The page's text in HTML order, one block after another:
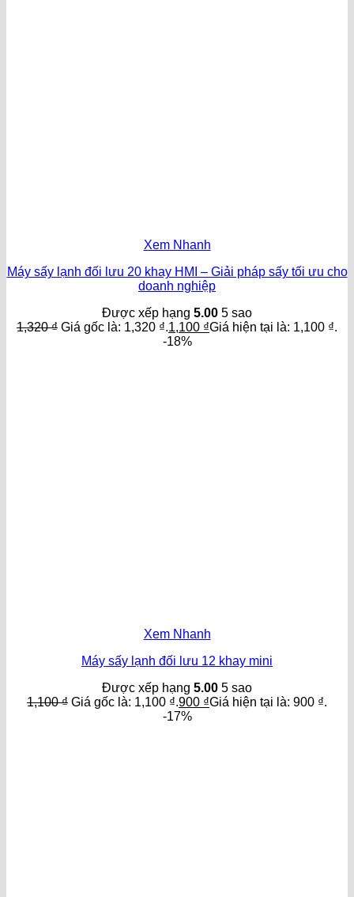
Xem Nhanh
Máy sấy lạnh đối lưu 20 khay HMI – Giải pháp sấy tối ưu cho
doanh nghiệp
Được xếp hạng 5.00 5 sao
1,320₫ Giá gốc là: 1,320 ₫.1,100 ₫Giá hiện tại là: 1,100 ₫.
-18%
Xem Nhanh
Máy sấy lạnh đối lưu 12 khay mini
Được xếp hạng 5.00 5 sao
1,100₫ Giá gốc là: 1,100 ₫.900 ₫Giá hiện tại là: 900 ₫.
-17%